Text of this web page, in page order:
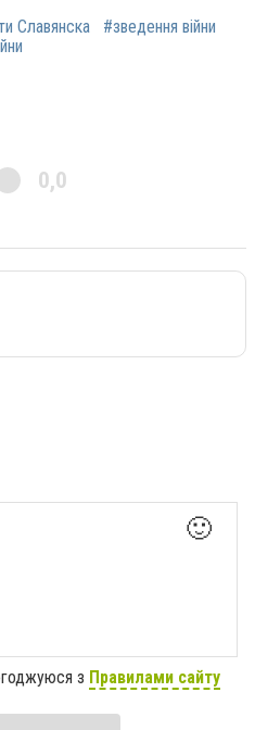
Славянска
#зведення війни
0,0
🙂
з Правилами сайту